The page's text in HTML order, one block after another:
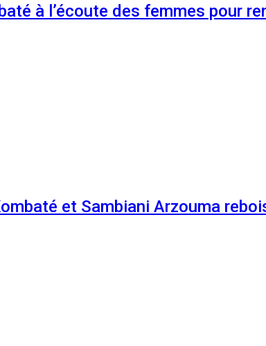
à l’écoute des femmes pour
et Sambiani Arzouma